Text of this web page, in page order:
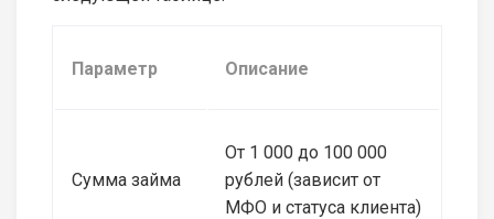
Параметр Описание
Сумма займа
От 1 000 до 100 000
рублей (зависит от
МФО и статуса клиента)